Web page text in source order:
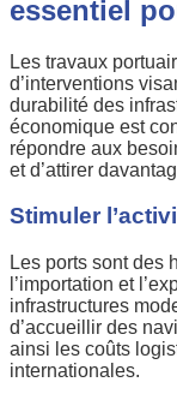
essentiel
Les travaux
d’interventions
durabilité des
économique est
répondre aux
et d’attirer
Stimuler
Les ports sont des
l’importation et
infrastructures
d’accueillir des
ainsi les coûts
internationales.